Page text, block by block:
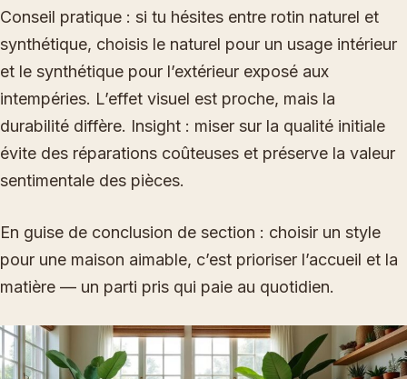
Conseil pratique : si tu hésites entre rotin naturel et
synthétique, choisis le naturel pour un usage intérieur
et le synthétique pour l’extérieur exposé aux
intempéries. L’effet visuel est proche, mais la
durabilité diffère. Insight : miser sur la qualité initiale
évite des réparations coûteuses et préserve la valeur
sentimentale des pièces.
En guise de conclusion de section : choisir un style
pour une maison aimable, c’est prioriser l’accueil et la
matière — un parti pris qui paie au quotidien.